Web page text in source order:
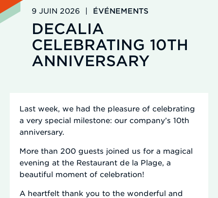
9 JUIN 2026 | ÉVÉNEMENTS
DECALIA
CELEBRATING 10TH
ANNIVERSARY
Last week, we had the pleasure of celebrating
a very special milestone: our company’s 10th
anniversary.
More than 200 guests joined us for a magical
evening at the Restaurant de la Plage, a
beautiful moment of celebration!
A heartfelt thank you to the wonderful and